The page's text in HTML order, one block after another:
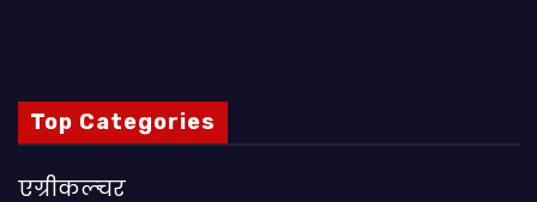
Top Categories
एग्रीकल्चर